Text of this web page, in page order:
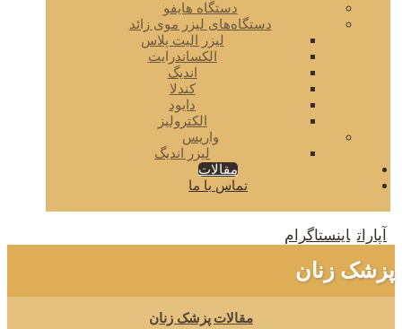
دستگاه هایفو
دستگاه‌های لیزر موی زائد
لیزر الیت پلاس
الکساندرایت
اندیگ
کندلا
دایود
الکترولیز
واریس
لیزر اندیگ
مقالات
تماس با ما
آپارات اینستاگرام
پزشک زنان
مقالات پزشک زنان